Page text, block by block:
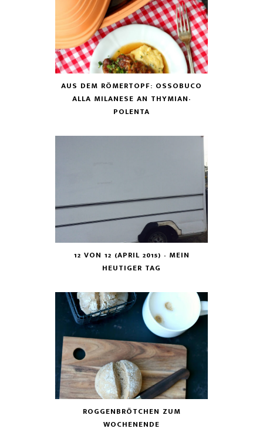
AUS DEM RÖMERTOPF: OSSOBUCO
ALLA MILANESE AN THYMIAN-
POLENTA
12 VON 12 (APRIL 2015) - MEIN
HEUTIGER TAG
ROGGENBRÖTCHEN ZUM
WOCHENENDE